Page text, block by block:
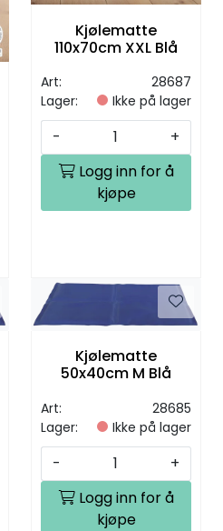
Kjølematte
110x70cm XXL Blå
Art:
28687
Lager:
Ikke på lager
-
+
Logg inn for å
kjøpe
Kjølematte
50x40cm M Blå
Art:
28685
Lager:
Ikke på lager
-
+
Logg inn for å
kjøpe